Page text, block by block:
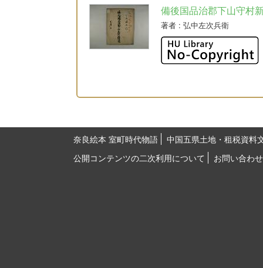
備後国品治郡下山守村
著者 : 弘中左次兵衛
奈良絵本 室町時代物語
中国五県土地・租税資料
公開コンテンツの二次利用について
お問い合わせ